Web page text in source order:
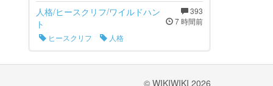
393
7 時間前
人格/ヒースクリフ/ワイルドハン
ト
ヒースクリフ 人格
© WIKIWIKI 2026